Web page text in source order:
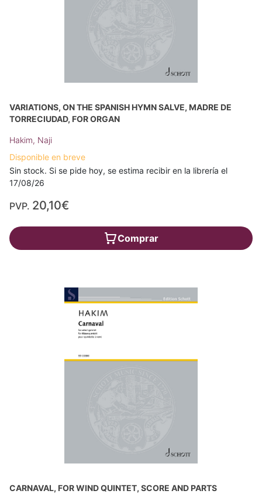
VARIATIONS, ON THE SPANISH HYMN SALVE, MADRE DE
TORRECIUDAD, FOR ORGAN
Hakim, Naji
Disponible en breve
Sin stock. Si se pide hoy, se estima recibir en la librería el
17/08/26
PVP. 20,10€
Comprar
CARNAVAL, FOR WIND QUINTET, SCORE AND PARTS